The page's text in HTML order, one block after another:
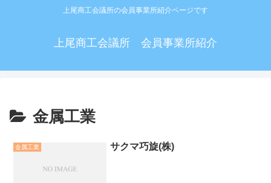
上尾商工会議所の会員事業所紹介ページです
上尾商工会議所 会員事業所紹介
金属工業
金属工業 サクマ巧旋(株)